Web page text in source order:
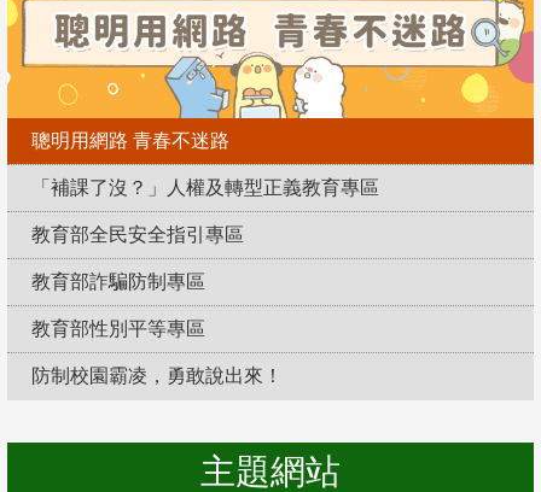
聰明用網路 青春不迷路
「補課了沒？」人權及轉型正義教育專區
教育部全民安全指引專區
教育部詐騙防制專區
教育部性別平等專區
防制校園霸凌，勇敢說出來！
主題網站